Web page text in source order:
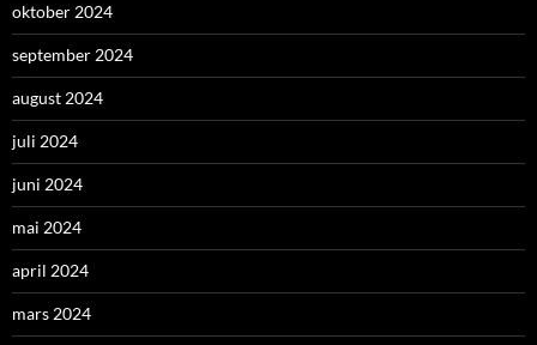
oktober 2024
september 2024
august 2024
juli 2024
juni 2024
mai 2024
april 2024
mars 2024